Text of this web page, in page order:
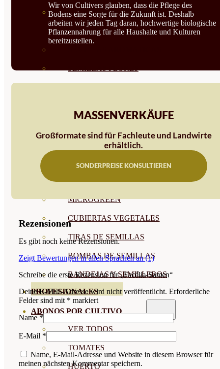
SEMILLAS HORTALIZA DE
HOJA
SEMILLAS BRASICAS
SEMILLAS RAÍZ
SEMILLAS LEGUMINOSAS
MICROGREEN
CUBIERTAS VEGETALES
TIRAS DE SEMILLAS
BOMBAS DE SEMILLAS
BANDEJAS Y SEMILLEROS
PROFESIONALES
ABONOS POR CULTIVO
VER TODOS
TOMATES
HUERTO
Wir von Cultivers glauben, dass die Pflege des
Bodens eine Sorge für die Zukunft ist. Deshalb
arbeiten wir jeden Tag daran, hochwertige biologische
Pflanzennahrung für alle Haushalte und Kulturen
bereitzustellen.
MASSENVERKÄUFE
Großformate sind für Fachleute und Landwirte
erhältlich.
SONDERPREISE KONSULTIEREN
Rezensionen
Es gibt noch keine Rezensionen.
Zeigt Bewertungen in allen Sprachen an (1)
Schreibe die erste Rezension für „Facélia-Samen“
Deine E-Mail-Adresse wird nicht veröffentlicht. Erforderliche
Felder sind mit * markiert
Name*
E-Mail *
Name, E-Mail-Adresse und Website in diesem Browser für
meinen nächsten Kommentar speichern.